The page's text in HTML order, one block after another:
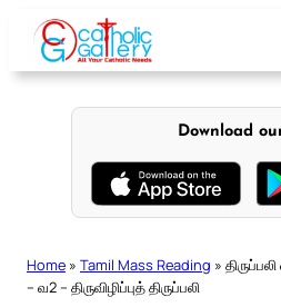
content
Download
Home » Tamil Mass Reading »
– வ2 – திருவிழிப்புத் திருப்பலி